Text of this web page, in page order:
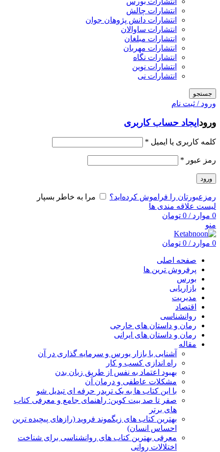
انتشارات چالش
انتشارات دانش پژوهان جوان
انتشارات ساوالان
انتشارات مبلغان
انتشارات مهربان
انتشارات نگاه
انتشارات نوین
انتشارات نی
جستجو
ورود / ثبت نام
ورود ایجاد حساب کاربری
کلمه کاربری یا ایمیل *
رمز عبور *
ورود
رمزعبورتان را فراموش کرده‌اید؟
مرا به خاطر بسپار
لیست علاقه مندی ها
0 موارد /
0 تومان
منو
0 موارد /
0 تومان
صفحه اصلی
پرفروش ترین ها
بورس
بازاریابی
مدیریت
اقتصاد
روانشناسی
رمان و داستان های خارجی
رمان و داستان های ایرانی
مقاله
آشنایی با بازار بورس و سرمایه گذاری در آن
راه اندازی کسب و کار
بهبود اعتماد به نفس از طریق زبان بدن
مشکلات عاطفی و درمان آن
با این کتاب ها به یک تریدر حرفه ای تبدیل شو
صفر تا صد بیت کوین: راهنمای جامع و معرفی کتاب
های برتر
بهترین کتاب های زیگموند فروید (رازهای پیچیده ترین
احساس انسان)
معرفی بهترین کتاب های روانشناسی برای شناخت
اختلالات روانی